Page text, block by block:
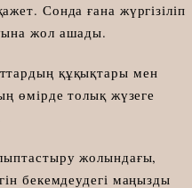
Сонда ғана жүргізіліп
жол ашады.
құқықтары мен
өмірде толық жүзеге
жолындағы,
бекемдеудегі маңызды